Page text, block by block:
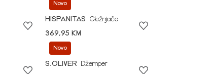
Novo
HISPANITAS
Gležnjače
369,95 KM
Novo
S.OLIVER
Džemper